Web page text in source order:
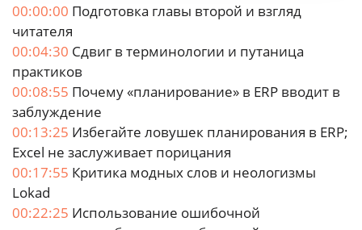
00:00:00 Подготовка главы второй и взгляд
читателя
00:04:30 Сдвиг в терминологии и путаница
практиков
00:08:55 Почему «планирование» в ERP вводит в
заблуждение
00:13:25 Избегайте ловушек планирования в ERP;
Excel не заслуживает порицания
00:17:55 Критика модных слов и неологизмы
Lokad
00:22:25 Использование ошибочной